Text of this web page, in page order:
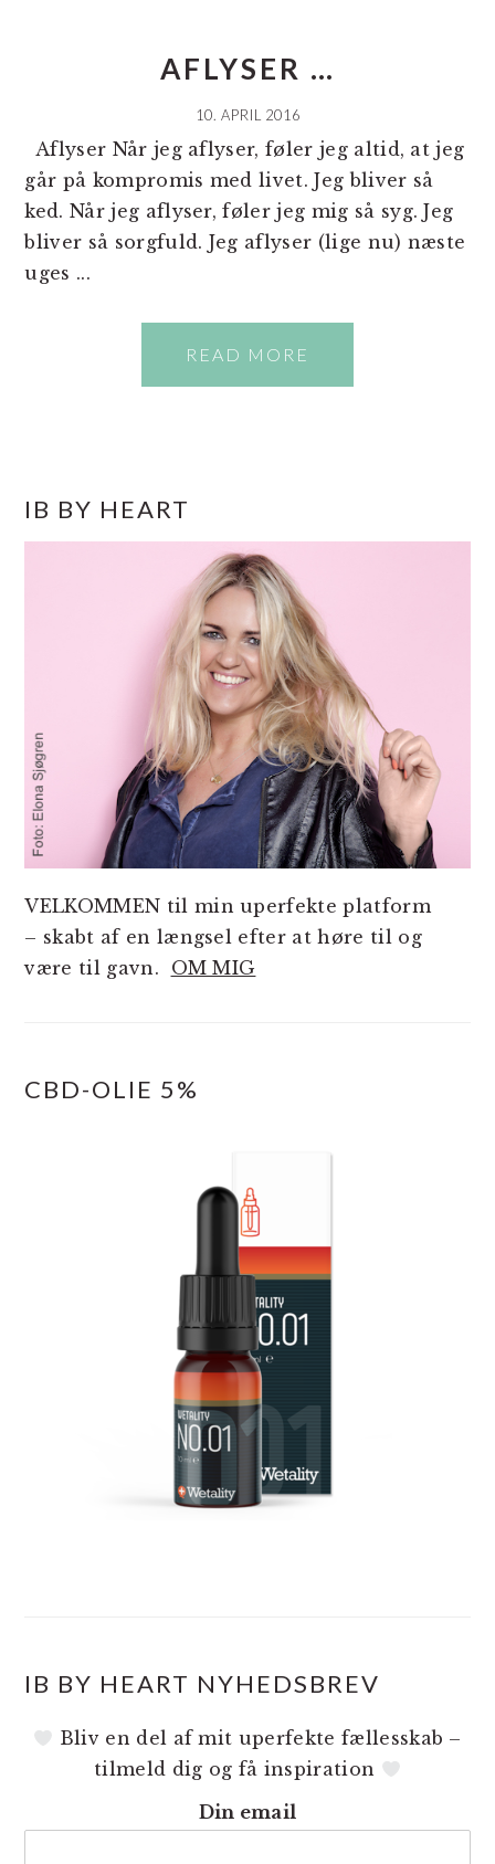
AFLYSER …
10. APRIL 2016
Aflyser Når jeg aflyser, føler jeg altid, at jeg
går på kompromis med livet. Jeg bliver så
ked. Når jeg aflyser, føler jeg mig så syg. Jeg
bliver så sorgfuld. Jeg aflyser (lige nu) næste
uges ...
READ MORE
SIDEBAR
IB BY HEART
VELKOMMEN til min uperfekte platform
– skabt af en længsel efter at høre til og
være til gavn. OM MIG
CBD-OLIE 5%
IB BY HEART NYHEDSBREV
Bliv en del af mit uperfekte fællesskab –
tilmeld dig og få inspiration
Din email